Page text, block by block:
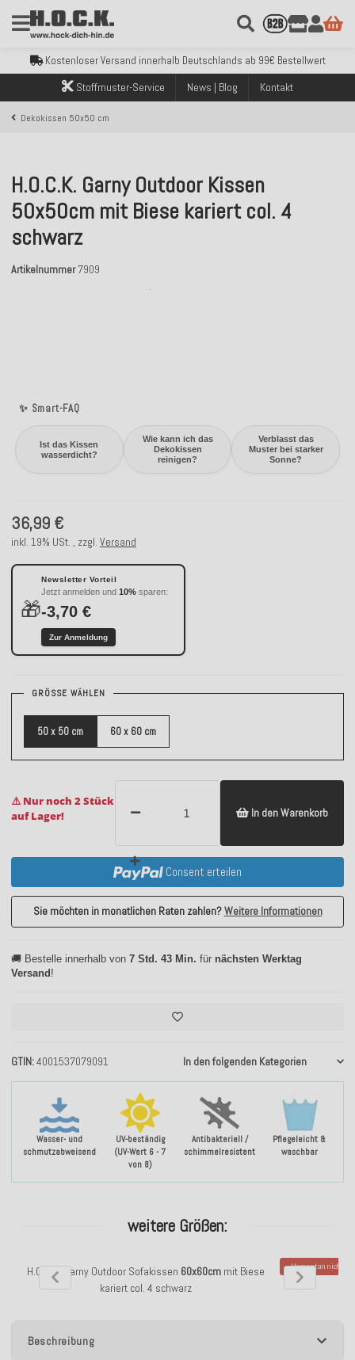
Kostenloser Versand innerhalb Deutschlands ab 99€ Bestellwert
Über 120.000 erfolgreich versendete Bestellungen
Kostenloser Versand innerhalb Deutschlands ab 99€ Bestellwert
Über 120.000 erfolgreich versendete Bestellungen
Sicher bezahlen mit Klarna, PayPal & Amazon Pay
Kostenloser Versand innerhalb Deutschlands ab 99€ Bestellwert
Stoffmuster-Service News | Blog Kontakt
Dekokissen 50x50 cm
✨ Smart-FAQ
Ist das Kissen
wasserdicht?
Wie kann ich das
Dekokissen
reinigen?
Verblasst das
Muster bei starker
Sonne?
H.O.C.K. Garny Outdoor Kissen
50x50cm mit Biese kariert col. 4
schwarz
Artikelnummer 7909
Wasser- und
schmutzabweisend
UV-beständig
(UV-Wert 6 - 7
von 8)
Antibakteriell /
schimmelresistent
Pflegeleicht &
waschbar
GTIN 4001537079091 In den folgenden Kategorien
36,99 €
inkl. 19% USt. , zzgl. Versand
🎁
Newsletter Vorteil
Jetzt anmelden und 10% sparen:
-3,70 €
Zur Anmeldung
GRÖSSE WÄHLEN
50 x 50 cm 60 x 60 cm
⚠️ Nur noch 2 Stück
auf Lager!
In den Warenkorb
Consent erteilen
Sie möchten in monatlichen Raten zahlen?Weitere Informationen
🚚 Bestelle innerhalb von 7 Std. 43 Min. für nächsten Werktag
Versand !
weitere Größen:
H.O.C.K. Garny Outdoor Sofakissen 60x60cmmit Biese
kariert col. 4 schwarz
Momentan nicht
H.O.C.K. Garny
Beschreibung